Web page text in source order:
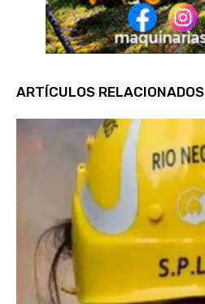
ARTÍCULOS RELACIONADOS